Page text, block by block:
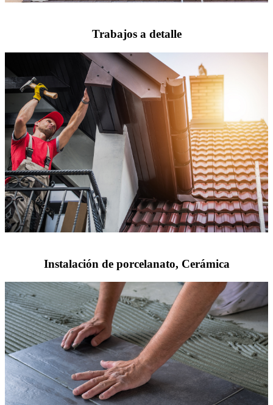
Trabajos a detalle
Instalación de porcelanato, Cerámica